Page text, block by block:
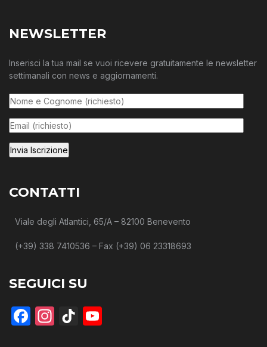
NEWSLETTER
Inserisci la tua mail se vuoi ricevere gratuitamente le newsletter
settimanali con news e aggiornamenti.
CONTATTI
Viale degli Atlantici, 65/A – 82100 Benevento
(+39) 338 7410536 – Fax (+39) 06 23318693
SEGUICI SU
Facebook
Instagram
TikTok